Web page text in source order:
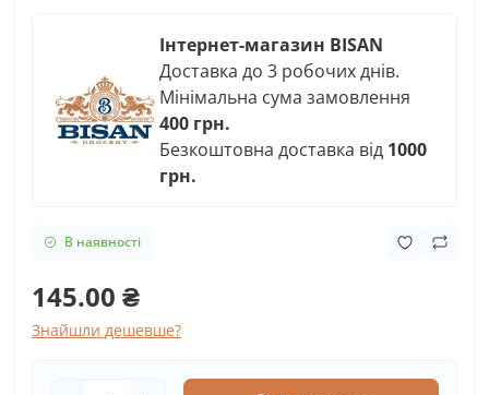
Інтернет-магазин BISAN
Доставка до 3 робочих днів.
Мінімальна сума замовлення
400 грн.
Безкоштовна доставка від 1000
грн.
В наявності
145.00 ₴
Знайшли дешевше?